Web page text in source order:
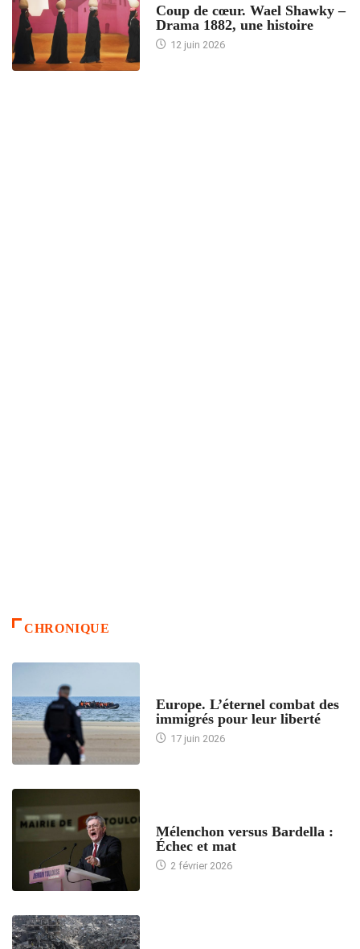
Coup de cœur. Wael Shawky –
Drama 1882, une histoire
12 juin 2026
CHRONIQUE
Europe. L’éternel combat des
immigrés pour leur liberté
17 juin 2026
Mélenchon versus Bardella :
Échec et mat
2 février 2026